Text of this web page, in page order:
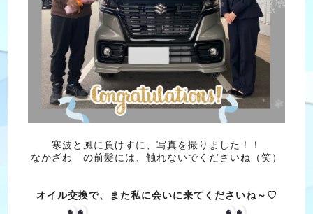
寒波と風に負けすに、写真を撮りました！！
なかざわ の前髪には、触れないでくださいね（笑）
オイル交換で、また私に会いに来てくださいね～♡